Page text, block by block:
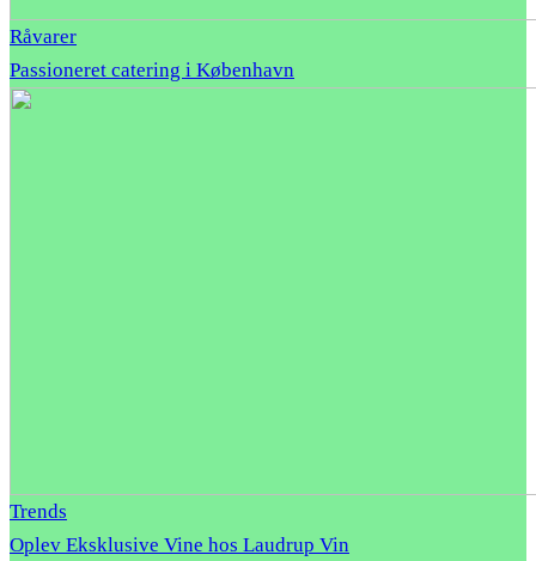
Råvarer
Passioneret catering i København
Trends
Oplev Eksklusive Vine hos Laudrup Vin